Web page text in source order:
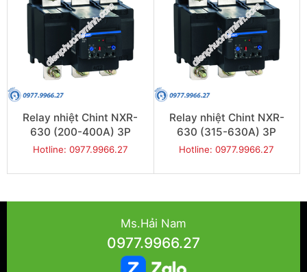
Relay nhiệt Chint NXR-
630 (200-400A) 3P
Hotline: 0977.9966.27
Relay nhiệt Chint NXR-
630 (315-630A) 3P
Hotline: 0977.9966.27
Ms.Hải Nam
0977.9966.27